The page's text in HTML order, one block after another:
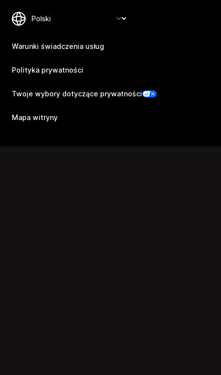
Warunki świadczenia usług
Polityka prywatności
Twoje wybory dotyczące prywatności
Mapa witryny